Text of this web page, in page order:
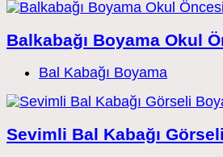
Balkabağı Boyama Okul
Post
Bal Kabağı Boyama
Sevimli Bal Kabağı